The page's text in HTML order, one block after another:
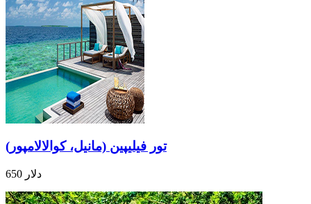
تور فیلیپین (مانیل، کوالالامپور)
650 دلار